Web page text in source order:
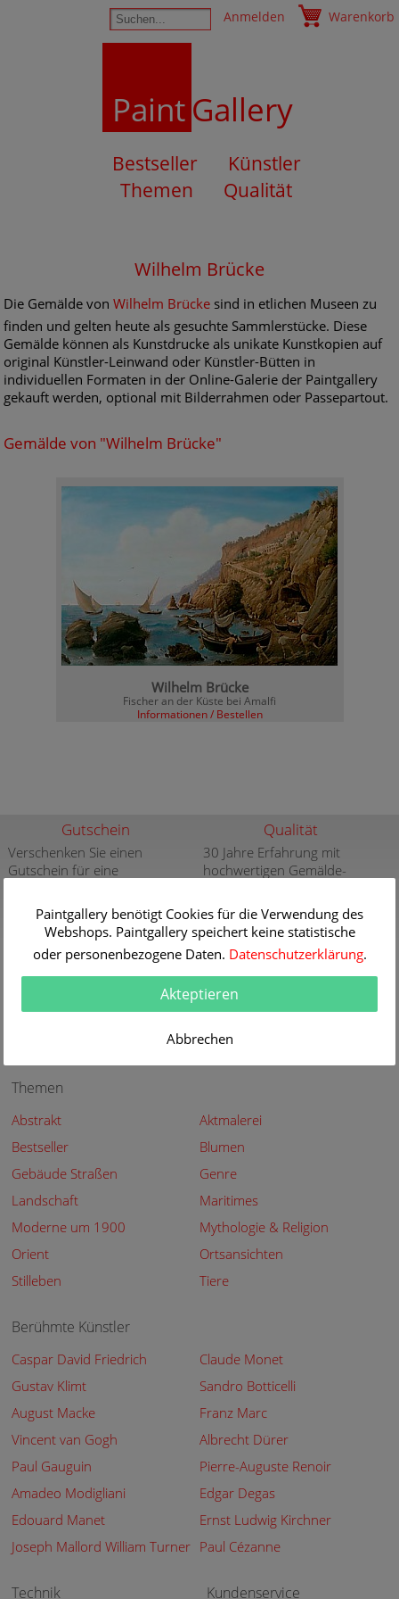
Anmelden Warenkorb
PaintGallery
Bestseller
Künstler
Themen
Qualität
Wilhelm Brücke
Die Gemälde vonWilhelm Brücke sind in etlichen Museen zu
finden und gelten heute als gesuchte Sammlerstücke. Diese
Gemälde können als Kunstdrucke als unikate Kunstkopien auf
original Künstler-Leinwand oder Künstler-Bütten in
individuellen Formaten in der Online-Galerie der Paintgallery
gekauft werden, optional mit Bilderrahmen oder Passepartout.
Gemälde von "Wilhelm Brücke"
Wilhelm Brücke
Fischer an der Küste bei Amalfi
Informationen / Bestellen
Gutschein
Verschenken Sie einen
Gutschein für eine
weitere Infos
Qualität
30 Jahre Erfahrung mit
hochwertigen Gemälde-
weitere Infos
Aktuelle und neue
Gemälde
Aktuelle und neue Gemälde
der großen Meister in der
weitere Infos
Sicherheit
weitere Infos
Themen
Abstrakt
Aktmalerei
Bestseller
Blumen
Gebäude Straßen
Genre
Landschaft
Maritimes
Moderne um 1900
Mythologie & Religion
Orient
Ortsansichten
Stilleben
Tiere
Berühmte Künstler
Caspar David Friedrich
Claude Monet
Gustav Klimt
Sandro Botticelli
August Macke
Franz Marc
Vincent van Gogh
Albrecht Dürer
Paul Gauguin
Pierre-Auguste Renoir
Amadeo Modigliani
Edgar Degas
Edouard Manet
Ernst Ludwig Kirchner
Joseph Mallord William Turner Paul Cézanne
Technik Kundenservice
Paintgallery benötigt Cookies für die Verwendung des
Webshops. Paintgallery speichert keine statistische
oder personenbezogene Daten. Datenschutzerklärung.
Akteptieren
Abbrechen